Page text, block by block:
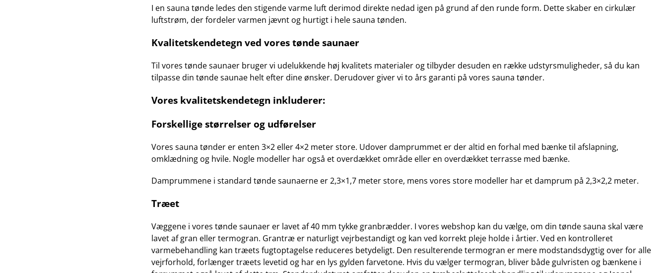
I en sauna tønde ledes den stigende varme luft derimod direkte nedad igen på grund af den runde form. Dette skaber en cirkulær
luftstrøm, der fordeler varmen jævnt og hurtigt i hele sauna tønden.
Kvalitetskendetegn ved vores tønde saunaer
Til vores tønde saunaer bruger vi udelukkende høj kvalitets materialer og tilbyder desuden en række udstyrsmuligheder, så du kan
tilpasse din tønde saunae helt efter dine ønsker. Derudover giver vi to års garanti på vores sauna tønder.
Vores kvalitetskendetegn inkluderer:
Forskellige størrelser og udførelser
Vores sauna tønder er enten 3×2 eller 4×2 meter store. Udover damprummet er der altid en forhal med bænke til afslapning,
omklædning og hvile. Nogle modeller har også et overdækket område eller en overdækket terrasse med bænke.
Damprummene i standard tønde saunaerne er 2,3×1,7 meter store, mens vores store modeller har et damprum på 2,3×2,2 meter.
Træet
Væggene i vores tønde saunaer er lavet af 40 mm tykke granbrædder. I vores webshop kan du vælge, om din tønde sauna skal være
lavet af gran eller termogran. Grantræ er naturligt vejrbestandigt og kan ved korrekt pleje holde i årtier. Ved en kontrolleret
varmebehandling kan træets fugtoptagelse reduceres betydeligt. Den resulterende termogran er mere modstandsdygtig over for alle
vejrforhold, forlænger træets levetid og har en lys gylden farvetone. Hvis du vælger termogran, bliver både gulvristen og bænkene i